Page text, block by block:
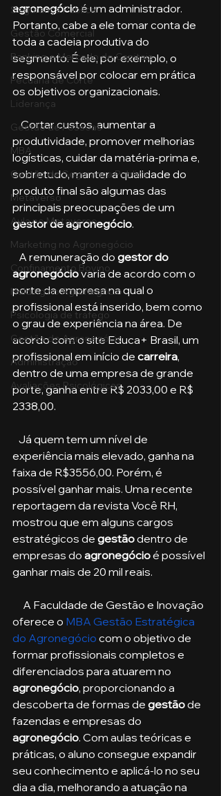
Segurança Publica
Gestão Comercial
Banking e Mercado de Capitais
Pecuária de Corte
Liderança
Gestão de Pessoas
MBA
Gestão de Segurança Publica
Metaverso
Aula no Metaverso
Marketing no Agronegócio
Confinamento Bovino
Holding no Agronegócio
Psicologia de tráfego
Gestão do Agronegócio
Administração
Avaliações Psicológicas
agronegócio é um administrador.
Portanto, cabe a ele tomar conta de
toda a cadeia produtiva do
segmento. É ele, por exemplo, o
responsável por colocar em prática
os objetivos organizacionais.
    Cortar custos, aumentar a
produtividade, promover melhorias
logísticas, cuidar da matéria-prima e,
sobretudo, manter a qualidade do
produto final são algumas das
principais preocupações de um
gestor de agronegócio.
   A remuneração do
gestor do
agronegócio varia de acordo com o
porte da empresa na qual o
profissional está inserido, bem como
o grau de experiência na área. De
acordo com o site Educa+ Brasil, um
profissional em início de carreira,
dentro de uma empresa de grande
porte, ganha entre R$ 2033,00 e R$
2338,00.
experiência mais elevado, ganha na
faixa de R$3556,00. Porém, é
possível ganhar mais. Uma recente
reportagem da revista Você RH,
mostrou que em alguns cargos
estratégicos de gestão dentro de
empresas do agronegócio é possível
ganhar mais de 20 mil reais.
oferece o MBA Gestão Estratégica
do Agronegócio com o objetivo de
formar profissionais completos e
diferenciados para atuarem no
agronegócio, proporcionando a
descoberta de formas de gestão de
fazendas e empresas do
agronegócio. Com aulas teóricas e
práticas, o aluno consegue expandir
seu conhecimento e aplicá-lo no seu
dia a dia, melhorando a atuação na